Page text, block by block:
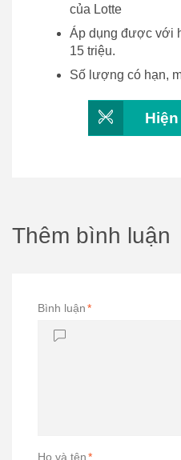
của Lotte
Áp dụng được với
15 triệu.
Số lượng có hạn,
Thêm bình luận
Bình luận*
Họ và tên*